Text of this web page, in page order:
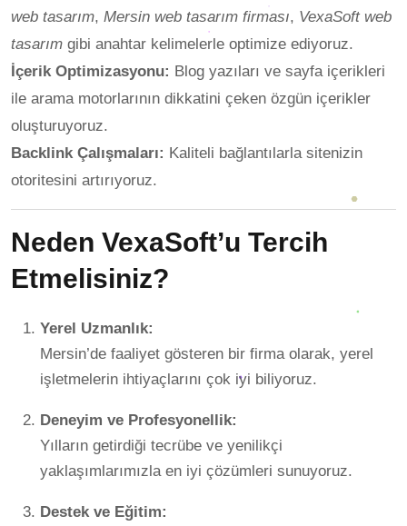
web tasarım, Mersin web tasarım firması, VexaSoft web
tasarım gibi anahtar kelimelerle optimize ediyoruz.
İçerik Optimizasyonu: Blog yazıları ve sayfa içerikleri
ile arama motorlarının dikkatini çeken özgün içerikler
oluşturuyoruz.
Backlink Çalışmaları: Kaliteli bağlantılarla sitenizin
otoritesini artırıyoruz.
Neden VexaSoft’u Tercih
Etmelisiniz?
Yerel Uzmanlık:
Mersin’de faaliyet gösteren bir firma olarak, yerel
işletmelerin ihtiyaçlarını çok iyi biliyoruz.
Deneyim ve Profesyonellik:
Yılların getirdiği tecrübe ve yenilikçi
yaklaşımlarımızla en iyi çözümleri sunuyoruz.
Destek ve Eğitim: